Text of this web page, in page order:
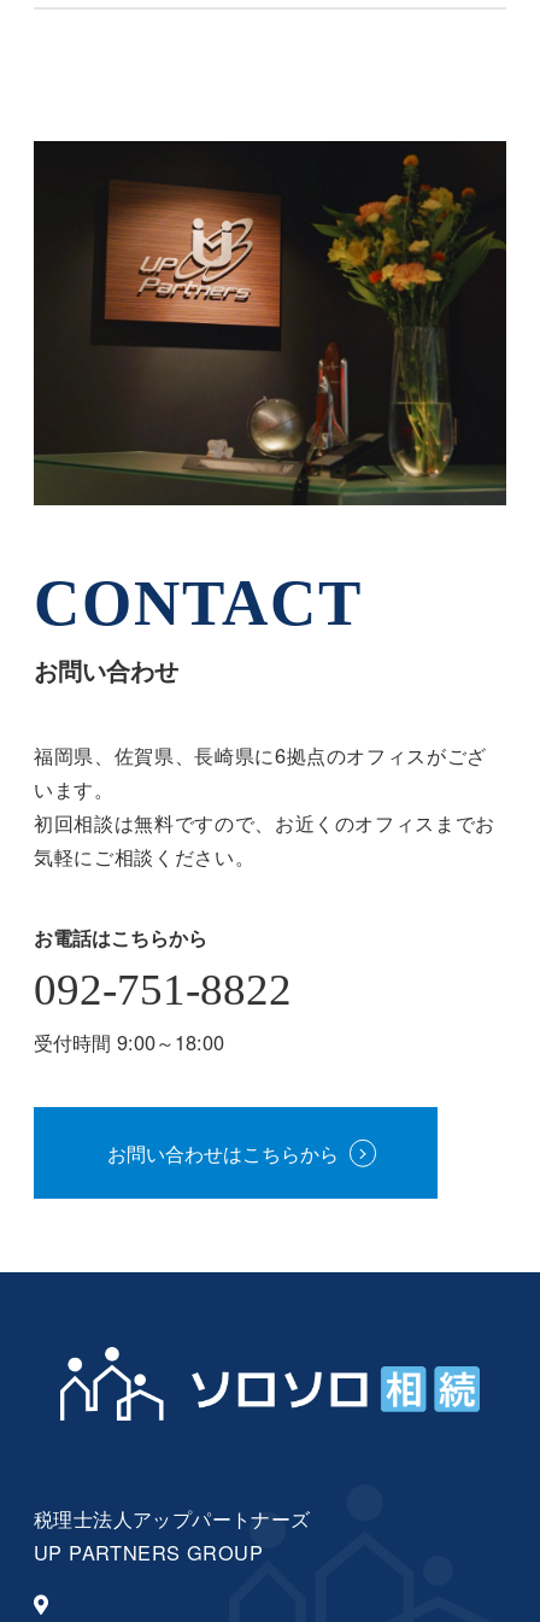
CONTACT
お問い合わせ
福岡県、佐賀県、長崎県に6拠点のオフィスがござ
います。
初回相談は無料ですので、お近くのオフィスまでお
気軽にご相談ください。
お電話はこちらから
092-751-8822
受付時間 9:00～18:00
お問い合わせはこちらから
税理士法人アップパートナーズ
UP PARTNERS GROUP